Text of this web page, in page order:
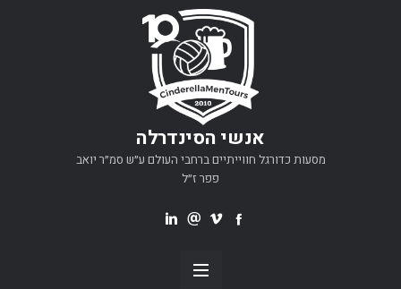
אנשי הסינדרלה
מסעות כדורגל חווייתיים ברחבי העולם ע״ש סמ״ר יואב
פפר ז״ל